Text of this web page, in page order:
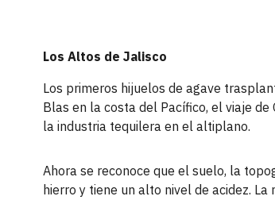
Los Altos de Jalisco
Los primeros hijuelos de agave
Blas en la costa del Pacífico, el viaje
la industria tequilera en el altiplano.
Ahora se reconoce que el suelo, la
hierro y tiene un alto nivel de acidez.